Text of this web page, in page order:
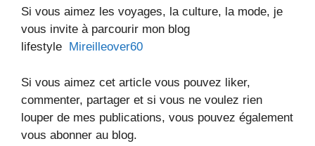
Si vous aimez les voyages, la culture, la mode, je
vous invite à parcourir mon blog
lifestyle
Mireilleover60
Si vous aimez cet article vous pouvez liker,
commenter, partager et si vous ne voulez rien
louper de mes publications, vous pouvez également
vous abonner au blog.